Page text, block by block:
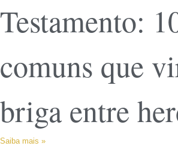
Testamento:
comuns que
briga entre
Saiba mais »